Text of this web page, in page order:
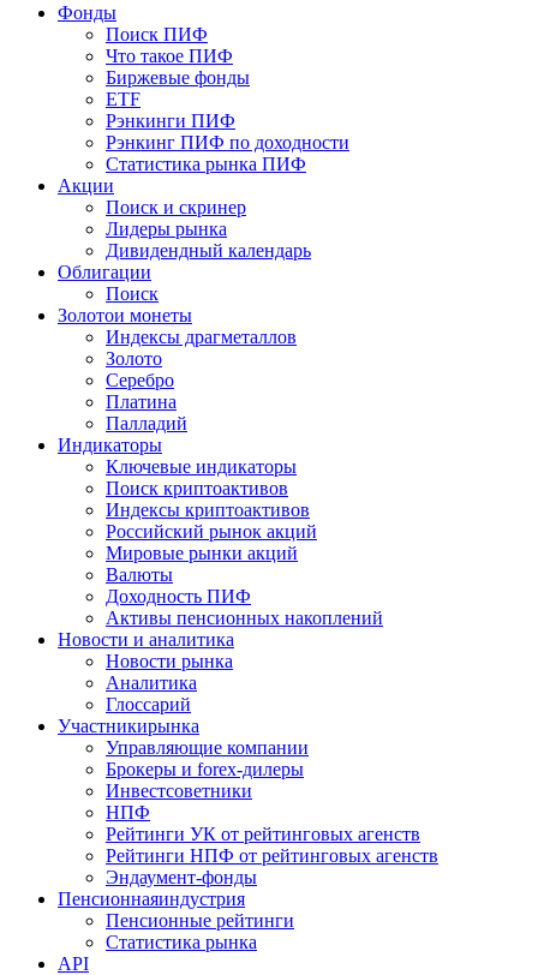
Фонды
Поиск ПИФ
Что такое ПИФ
Биржевые фонды
ETF
Рэнкинги ПИФ
Рэнкинг ПИФ по доходности
Статистика рынка ПИФ
Акции
Поиск и скринер
Лидеры рынка
Дивидендный календарь
Облигации
Поиск
Золотои монеты
Индексы драгметаллов
Золото
Серебро
Платина
Палладий
Индикаторы
Ключевые индикаторы
Поиск криптоактивов
Индексы криптоактивов
Российский рынок акций
Мировые рынки акций
Валюты
Доходность ПИФ
Активы пенсионных накоплений
Новости и аналитика
Новости рынка
Аналитика
Глоссарий
Участникирынка
Управляющие компании
Брокеры и forex-дилеры
Инвестсоветники
НПФ
Рейтинги УК от рейтинговых агенств
Рейтинги НПФ от рейтинговых агенств
Эндаумент-фонды
Пенсионнаяиндустрия
Пенсионные рейтинги
Статистика рынка
API